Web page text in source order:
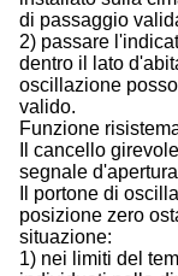
di passaggio
2) passare
dentro il lato
oscillazione
valido.
Funzione
Il cancello
segnale
Il portone di
posizione zero
situazione:
1) nei limiti del